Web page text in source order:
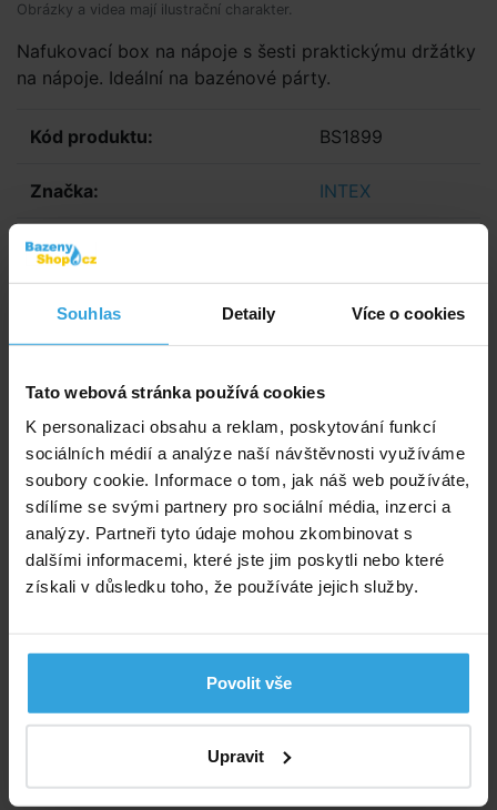
Souhlas Detaily Více o cookies
Tato webová stránka používá cookies
K personalizaci obsahu a reklam, poskytování funkcí
sociálních médií a analýze naší návštěvnosti využíváme
soubory cookie. Informace o tom, jak náš web používáte,
sdílíme se svými partnery pro sociální média, inzerci a
analýzy. Partneři tyto údaje mohou zkombinovat s
dalšími informacemi, které jste jim poskytli nebo které
získali v důsledku toho, že používáte jejich služby.
Povolit vše
Upravit
Obrázky a videa mají ilustrační charakter.
Nafukovací box na nápoje s šesti praktickýmu držátky
na nápoje. Ideální na bazénové párty.
Kód produktu: BS1899
Značka: INTEX
E-shop:
Do košíku
Zeptej se prodavače
Podrobný popis
Podrobný popis
Praktická „chladnička“ pro uchování chladných nápojů
Vnitřní odnímatelný zásobník-polystyrénový na led či
plechovky není součástí balení.